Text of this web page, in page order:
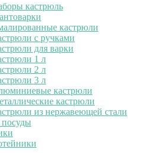
кастрюль
кастрюли
с ручками
для варки
1 л
2 л
3 л
кастрюли
кастрюли
из нержавеющей стали